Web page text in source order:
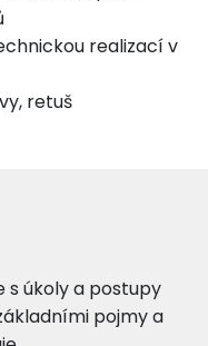
realizací v
retuš
s úkoly a postupy
pojmy a